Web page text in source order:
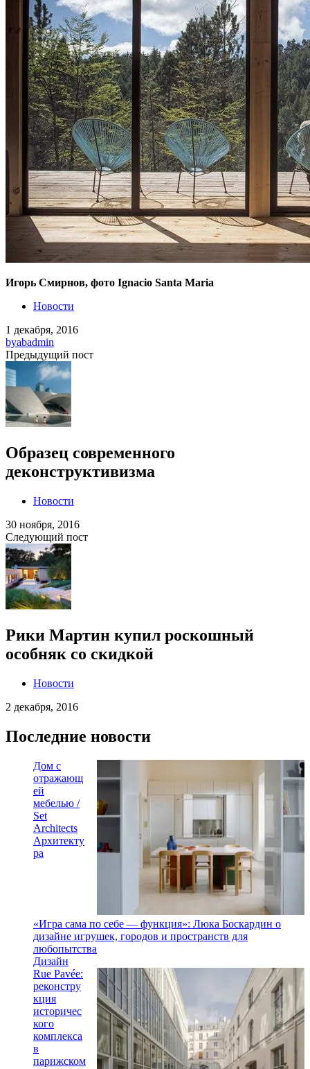
Игорь Смирнов, фото Ignacio Santa Maria
Новости
1 декабря, 2016
byabadmin
Предыдущий пост
Образец современного
деконструктивизма
Новости
30 ноября, 2016
Следующий пост
Рики Мартин купил роскошный
особняк со скидкой
Новости
2 декабря, 2016
Последние новости
Дом с
отражающ
ей
мебелью /
Set
Architects
Архитекту
ра
«Игра сама по себе — функция»: Люка Боскардин о
дизайне игрушек, городов и пространств для
любопытства
Дизайн
Rue Pavée:
реконстру
кция
историчес
кого
комплекса
в
парижском